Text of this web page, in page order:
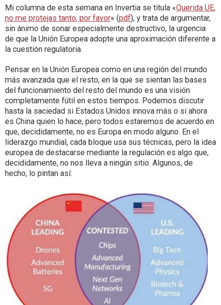
Mi columna de esta semana en Invertia se titula «Querida UE,
no me protejas tanto, por favor» (pdf), y trata de argumentar,
sin ánimo de sonar especialmente destructivo, la urgencia
de que la Unión Europea adopte una aproximación diferente a
la cuestión regulatoria.
Pensar en la Unión Europea como en una región del mundo
más avanzada que el resto, en la que se sientan las bases
del funcionamiento del resto del mundo es una visión
completamente fútil en estos tiempos. Podemos discutir
hasta la saciedad si Estados Unidos innova más o si ahora
es China quien lo hace, pero todos estaremos de acuerdo en
que, decididamente, no es Europa en modo alguno. En el
liderazgo mundial, cada bloque usa sus técnicas, pero la idea
europea de destacarse mediante la regulación es algo que,
decididamente, no nos lleva a ningún sitio. Algunos, de
hecho, lo pintan así: